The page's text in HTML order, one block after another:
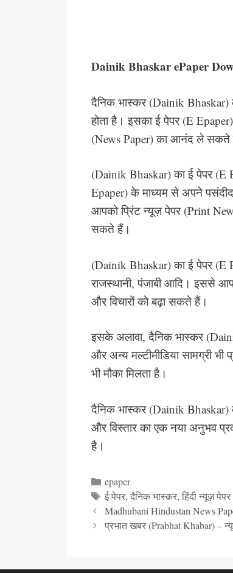
Dainik Bhaskar ePaper
दैनिक भास्कर (Dainik Bhaskar)
होता है। इसका ई पेपर (E
(News Paper) का आनंद ले सकते
(Dainik Bhaskar) का ई पेपर
Epaper) के माध्यम से अपने
आपको प्रिंट न्यूज़ पेपर (Print
सकते हैं।
(Dainik Bhaskar) का ई पेपर (E
राजस्थानी, पंजाबी आदि। इससे
और विचारों को बढ़ा सकते हैं।
इसके अलावा, दैनिक भास्कर
और अन्य मल्टीमीडिया सामग्री
भी मौका मिलता है।
दैनिक भास्कर (Dainik Bhaskar)
और विस्तार का एक नया अनुभव
है।
Categories
epaper
Tags
ई पेपर,दैनिक भास्कर,हिंदी न्यूज़ पेपर
Madhubani Hindustan News
प्रभात खबर (Prabhat Khabar) –